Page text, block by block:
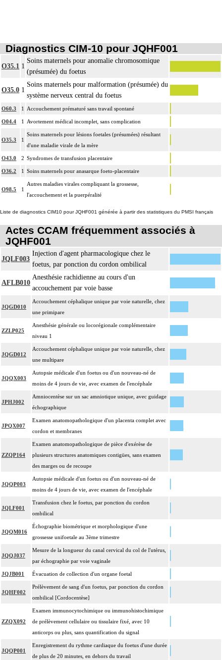
Diagnostics CIM-10 pour JQHF001
O35.1 1
Soins maternels pour anomalie chromosomique
(présumée) du foetus
O35.0 1
Soins maternels pour malformation (présumée) du
système nerveux central du foetus
O60.3 1 Accouchement prématuré sans travail spontané
O04.4 1 Avortement médical incomplet, sans complication
O35.3 1
Soins maternels pour lésions foetales (présumées) résultant
d'une maladie virale de la mère
O43.0 2 Syndromes de transfusion placentaire
O36.2 1 Soins maternels pour anasarque foeto-placentaire
O98.5 1
Autres maladies virales compliquant la grossesse,
l'accouchement et la puerpéralité
Liste de diagnostics CIM10 pour JQHF001 générée à partir des statistiques du PMSI français
Actes CCAM fréquemment associés à
JQHF001
JQLF003
Injection d'agent pharmacologique chez le
foetus, par ponction du cordon ombilical
AFLB010
Anesthésie rachidienne au cours d'un
accouchement par voie basse
JQGD010
Accouchement céphalique unique par voie naturelle, chez
une primipare
ZZLP025
Anesthésie générale ou locorégionale complémentaire
niveau 1
JQGD012
Accouchement céphalique unique par voie naturelle, chez
une multipare
JQQX003
Autopsie médicale d'un foetus ou d'un nouveau-né de
moins de 4 jours de vie, avec examen de l'encéphale
JPHJ002
Amniocentèse sur un sac amniotique unique, avec guidage
échographique
JPQX007
Examen anatomopathologique d'un placenta complet avec
cordon et membranes
ZZQP164
Examen anatomopathologique de pièce d'exérèse de
plusieurs structures anatomiques contigües, sans examen
des marges ou de recoupe
JQQP003
Autopsie médicale d'un foetus ou d'un nouveau-né de
moins de 4 jours de vie, avec examen de l'encéphale
JQLF001
Transfusion chez le foetus, par ponction du cordon
ombilical
JQQM016
Échographie biométrique et morphologique d'une
grossesse unifoetale au 3ème trimestre
JQQJ037
Mesure de la longueur du canal cervical du col de l'utérus,
par échographie par voie vaginale
JQJB001 Évacuation de collection d'un organe foetal
JQHF002
Prélèvement de sang d'un foetus, par ponction du cordon
ombilical [Cordocentèse]
ZZQX092
Examen immunocytochimique ou immunohistochimique
de prélèvement cellulaire ou tissulaire fixé, avec 10
anticorps ou plus, sans quantification du signal
JQQP001
Enregistrement du rythme cardiaque du foetus d'une durée
de plus de 20 minutes, en dehors du travail